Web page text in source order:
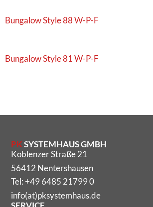
Bungalow Style 88 W-P-F
Bungalow Style 81 W-P-F
PKSYSTEMHAUS GMBH
Koblenzer Straße 21
56412 Nentershausen
Tel: +49 6485 21799 0
info(at)pksystemhaus.de